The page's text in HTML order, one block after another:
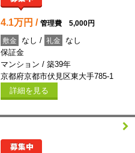
4.1万円 / 管理費 5,000円
敷金 なし / 礼金
なし
保証金
マンション / 築39年
京都府京都市伏見区東大手785-1
詳細を見る